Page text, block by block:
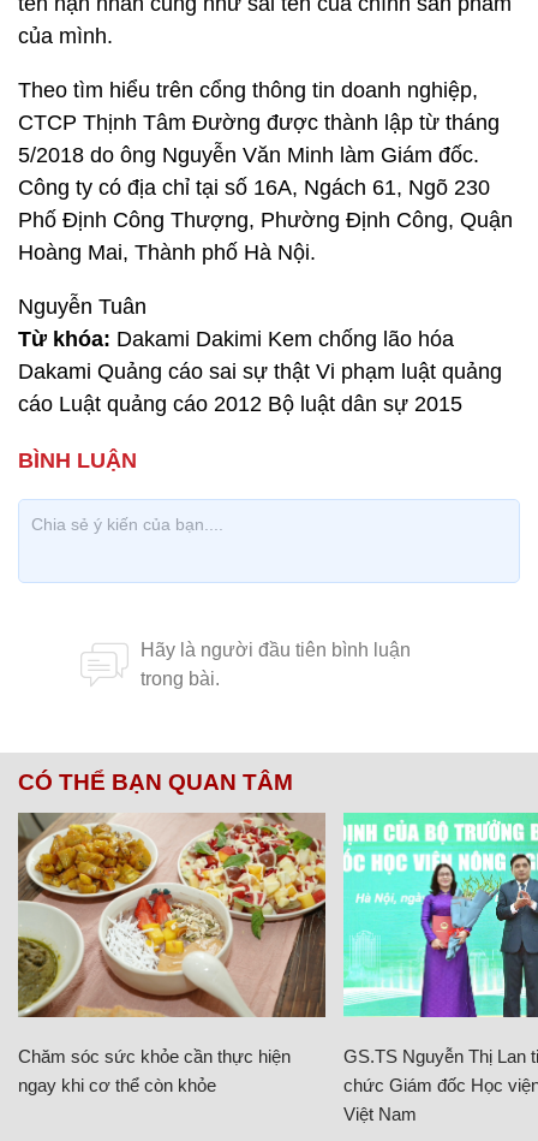
của mình.
Theo tìm hiểu trên cổng thông tin doanh nghiệp,
CTCP Thịnh Tâm Đường được thành lập từ tháng
5/2018 do ông Nguyễn Văn Minh làm Giám đốc.
Công ty có địa chỉ tại số 16A, Ngách 61, Ngõ 230
Phố Định Công Thượng, Phường Định Công, Quận
Hoàng Mai, Thành phố Hà Nội.
Nguyễn Tuân
Từ khóa: Dakami Dakimi Kem chống lão hóa
Dakami Quảng cáo sai sự thật Vi phạm luật quảng
cáo Luật quảng cáo 2012 Bộ luật dân sự 2015
CÓ THỂ BẠN QUAN TÂM
Chăm sóc sức khỏe cần thực hiện
ngay khi cơ thể còn khỏe
GS.TS Nguyễn Thị Lan
chức Giám đốc Học
Việt Nam